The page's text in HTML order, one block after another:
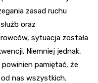
zasad ruchu
oraz
sytuacja została
Niemniej jednak,
pamiętać, że
nas wszystkich.